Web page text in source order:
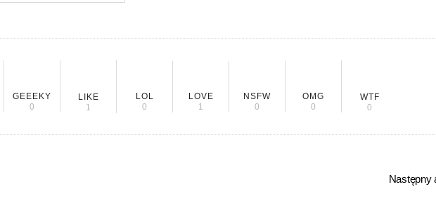
GEEEKY
0
LIKE
1
LOL
0
LOVE
1
NSFW
0
OMG
0
WTF
0
Następny